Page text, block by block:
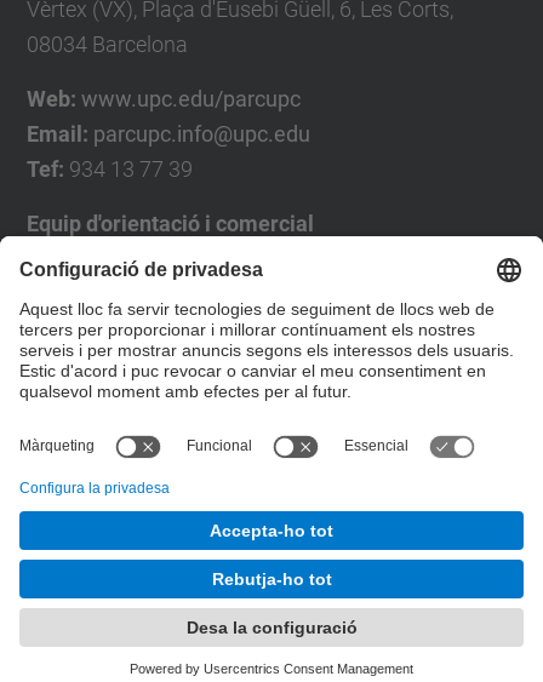
Vèrtex (VX), Plaça d'Eusebi Güell, 6, Les Corts,
08034 Barcelona
Web: www.upc.edu/parcupc
Email: parcupc.info@upc.edu
Tef: 934 13 77 39
Equip d'orientació i comercial
José Luís Grande
Tel. 93 4137194
jose.luis.grande@upc.edu
Formulari de contacte
Desenvolupat amb